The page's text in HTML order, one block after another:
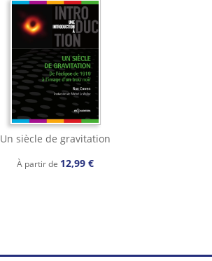
Un siècle de gravitation
À partir de 12,99 €